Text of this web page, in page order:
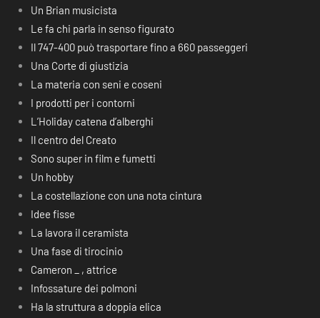
Un Brian musicista
Le fa chi parla in senso figurato
Il 747-400 può trasportare fino a 660 passeggeri
Una Corte di giustizia
La materia con seni e coseni
I prodotti per i contorni
L’Holiday catena d’alberghi
Il centro del Creato
Sono super in film e fumetti
Un hobby
La costellazione con una nota cintura
Idee fisse
La lavora il ceramista
Una fase di tirocinio
Cameron _ , attrice
Infossature dei polmoni
Ha la struttura a doppia elica